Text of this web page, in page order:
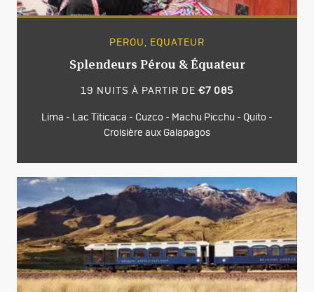
PEROU, EQUATEUR
Splendeurs Pérou & Équateur
19 NUITS À PARTIR DE €7 085
Lima - Lac Titicaca - Cuzco - Machu Picchu - Quito -
Croisière aux Galapagos